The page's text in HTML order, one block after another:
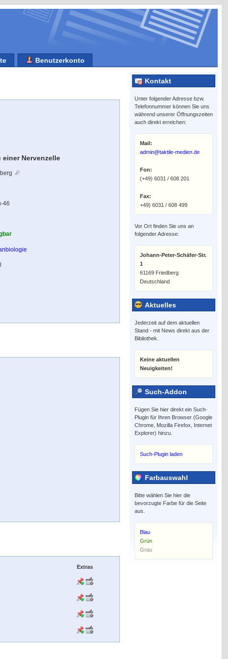
Benutzerkonto
Kontakt
Unter folgender Adresse bzw.
Telefonnummer können Sie uns
während unserer Öffnungszeiten
auch direkt erreichen:
Mail:
admin@taktile-medien.de
Fon:
(+49) 6031 / 608 201
Fax:
+49) 6031 / 608 499
Vor Ort finden Sie uns an
folgender Adresse:
Johann-Peter-Schäfer-Str.
1
61169 Friedberg
Deutschland
Aktuelles
Jederzeit auf dem aktuellen
Stand - mit News direkt aus der
Bibliothek.
Keine aktuellen
Neuigkeiten!
Such-Addon
Fügen Sie hier direkt ein Such-
Plugin für Ihren Browser (Google
Chrome, Mozilla Firefox, Internet
Explorer) hinzu.
Such-Plugin laden
Farbauswahl
Bitte wählen Sie hier die
bevorzugte Farbe für die Seite
aus.
Blau
Grün
Grau
einer Nervenzelle
46
Extras